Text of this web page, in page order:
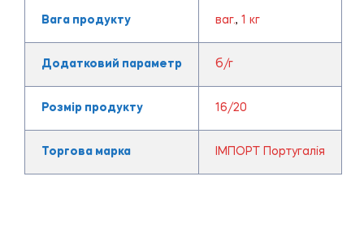
Вага продукту ваг., 1 кг
Додатковий параметр б/г
Розмір продукту 16/20
Торгова марка ІМПОРТ Португалія